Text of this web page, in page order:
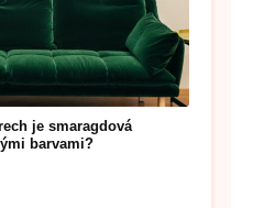
je smaragdová
barvami?